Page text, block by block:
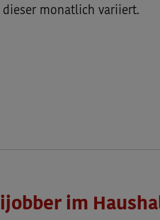
dieser monatlich variiert.
im